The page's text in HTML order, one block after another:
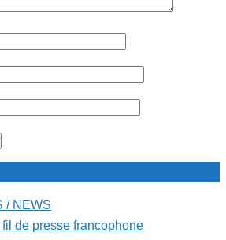
/ NEWS
fil de presse francophone